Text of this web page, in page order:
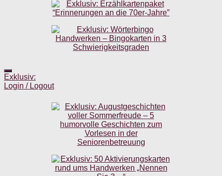
Exklusiv:
Login / Logout